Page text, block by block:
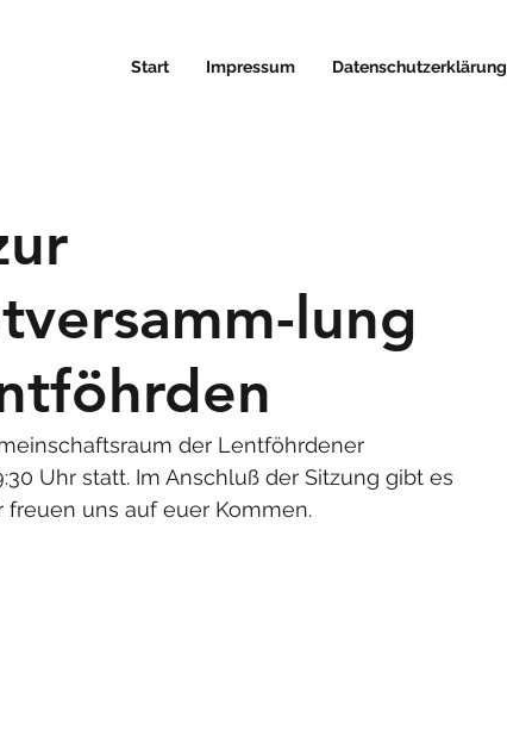
Start Impressum Datenschutzerklärung
lung
der Lentföhrdener
Uhr statt. Im Anschluß der Sitzung gibt es
uns auf euer Kommen.